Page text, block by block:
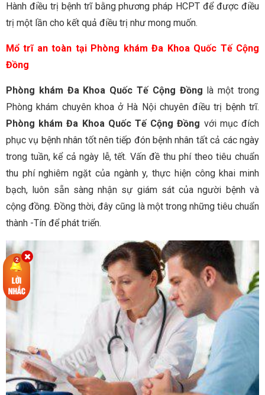
Hành điều trị bệnh trĩ bằng phương pháp HCPT để được điều
trị một lần cho kết quả điều trị như mong muốn.
Mổ trĩ an toàn tại Phòng khám Đa Khoa Quốc Tế Cộng
Đồng
Phòng khám Đa Khoa Quốc Tế Cộng Đồng là một trong
Phòng khám chuyên khoa ở Hà Nội chuyên điều trị bệnh trĩ.
Phòng khám Đa Khoa Quốc Tế Cộng Đồng với mục đích
phục vụ bệnh nhân tốt nên tiếp đón bệnh nhân tất cả các ngày
trong tuần, kể cả ngày lễ, tết. Vấn đề thu phí theo tiêu chuẩn
thu phí nghiêm ngặt của ngành y, thực hiện công khai minh
bạch, luôn sẵn sàng nhận sự giám sát của người bệnh và
cộng đồng. Đồng thời, đây cũng là một trong những tiêu chuẩn
thành -Tín để phát triển.